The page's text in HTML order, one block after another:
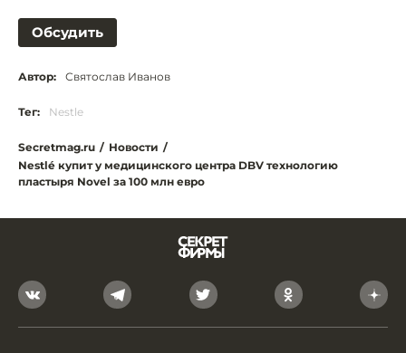
Обсудить
Автор: Святослав Иванов
Тег: Nestle
Secretmag.ru / Новости /
Nestlé купит у медицинского центра DBV технологию
пластыря Novel за 100 млн евро